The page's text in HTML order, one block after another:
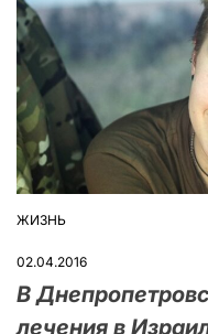
ОПУБЛІКУВАТИ
ЖИЗНЬ
02.04.2016
В
лечения в